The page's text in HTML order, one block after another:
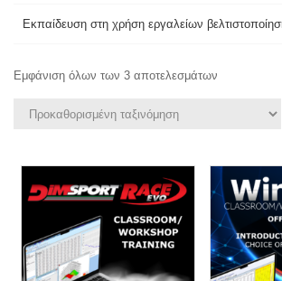
Εμφάνιση όλων των 3 αποτελεσμάτων
Εκπαίδευση στη χρήση εργαλείων